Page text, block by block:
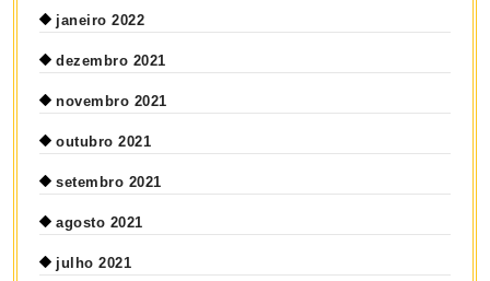
janeiro 2022
dezembro 2021
novembro 2021
outubro 2021
setembro 2021
agosto 2021
julho 2021